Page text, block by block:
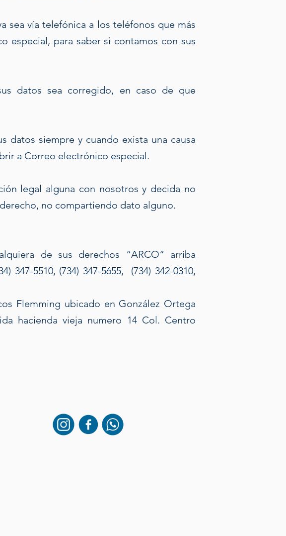
sea vía telefónica a los teléfonos que más
especial, para saber si contamos con sus
datos sea corregido, en caso de que
datos siempre y cuando exista una causa
a Correo electrónico especial.
legal alguna con nosotros y decida no
no compartiendo dato alguno.
de sus derechos “ARCO” arriba
5510, (734) 347-5655, (734) 342-0310,
Flemming ubicado en González Ortega
hacienda vieja numero 14 Col. Centro